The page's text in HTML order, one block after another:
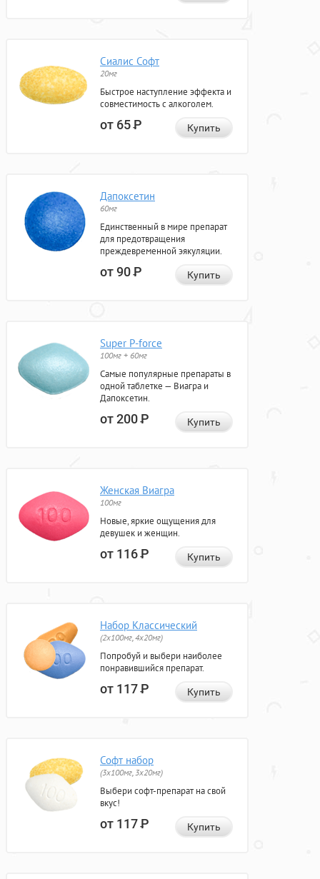
Сиалис Софт
20мг
Быстрое наступление эффекта и
совместимость с алкоголем.
от 65Р Купить
Дапоксетин
60мг
Единственный в мире препарат
для предотвращения
преждевременной эякуляции.
от 90Р Купить
Super P-force
100мг + 60мг
Самые популярные препараты в
одной таблетке — Виагра и
Дапоксетин.
от 200Р Купить
Женская Виагра
100мг
Новые, яркие ощущения для
девушек и женщин.
от 116Р Купить
Набор Классический
(2x100мг, 4x20мг)
Попробуй и выбери наиболее
понравившийся препарат.
от 117Р Купить
Софт набор
(3x100мг, 3x20мг)
Выбери софт-препарат на свой
вкус!
от 117Р Купить